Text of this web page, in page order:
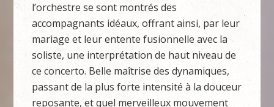
l’orchestre se sont montrés des
accompagnants idéaux, offrant ainsi, par leur
mariage et leur entente fusionnelle avec la
soliste, une interprétation de haut niveau de
ce concerto. Belle maîtrise des dynamiques,
passant de la plus forte intensité à la douceur
reposante, et quel merveilleux mouvement